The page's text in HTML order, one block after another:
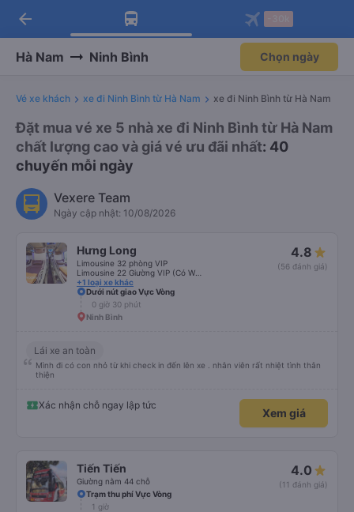
Tải app Vexere ngay!
Nhận ưu đãi thành viên độc
Mở app
Tải app Vexere
-30k/ghế khi đặt vé máy bay qua
Mở app
arrow_back
Hà Nam Ninh Bình Chọn ngày
Vé xe khách xe đi Ninh Bình từ Hà Nam xe đi Ninh Bình từ Hà Nam
Đặt mua vé xe 5 nhà xe đi Ninh Bình từ Hà Nam
chất lượng cao và giá vé ưu đãi nhất: 40
chuyến mỗi ngày
Vexere Team
Ngày cập nhật: 10/08/2026
Hưng Long
Limousine 32 phòng VIP
+1 loại xe khác
4.8
(56 đánh giá)
Dưới nút giao Vực Vòng
0 giờ 30 phút
Ninh Bình
Lái xe an toàn
Mình đi có con nhỏ từ khi check in đến lên xe . nhân viên rất nhiệt tình thân
thiện
Xác nhận chỗ ngay lập tức
Xem giá
Tiến Tiến
Giường nằm 44 chỗ
4.0
(11 đánh giá)
Trạm thu phí Vực Vòng
1 giờ